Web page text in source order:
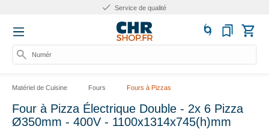
Service de qualité
Numéro d
Matériel de Cuisine Fours Fours à Pizzas
Four à Pizza Électrique Double - 2x 6 Pizza
Ø350mm - 400V - 1100x1314x745(h)mm